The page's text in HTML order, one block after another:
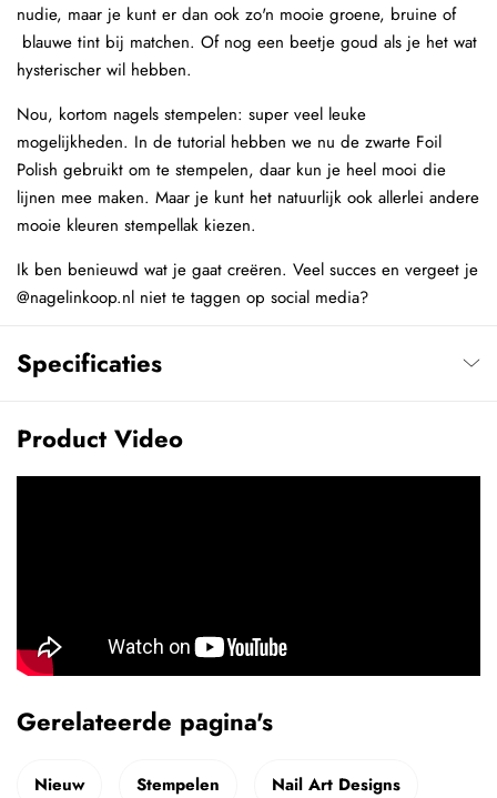
nudie, maar je kunt er dan ook zo'n mooie groene, bruine of
blauwe tint bij matchen. Of nog een beetje goud als je het wat
hysterischer wil hebben.
Nou, kortom nagels stempelen: super veel leuke
mogelijkheden. In de tutorial hebben we nu de zwarte Foil
Polish gebruikt om te stempelen, daar kun je heel mooi die
lijnen mee maken. Maar je kunt het natuurlijk ook allerlei andere
mooie kleuren stempellak kiezen.
Ik ben benieuwd wat je gaat creëren. Veel succes en vergeet je
@nagelinkoop.nl niet te taggen op social media?
Specificaties
Product Video
Gerelateerde pagina's
Nieuw Stempelen Nail Art Designs